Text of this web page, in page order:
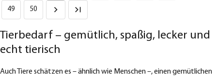
49 50
Tierbedarf – gemütlich, spaßig, lecker und
echt tierisch
Auch Tiere schätzen es – ähnlich wie Menschen –, einen gemütlichen